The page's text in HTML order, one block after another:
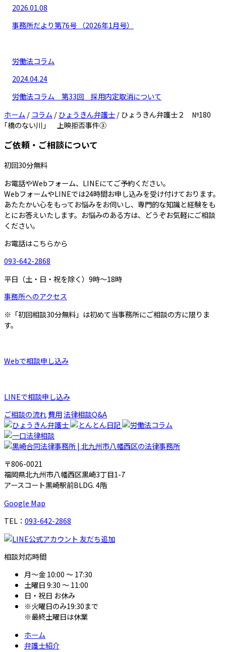
2026.01.08
事務所だより第76号 （2026年1月号）
労働法コラム
2024.04.24
労働法コラム 第33回 採用内定取消について
ホーム / コラム /ひょうきん弁護士/ひょうきん弁護士２ №180
｢橋のない川」 上映拒否事件③
ご依頼・ご相談について
初回30分無料
お電話やWebフォーム、LINEにてご予約ください。
WebフォームやLINEでは24時間お申し込みを受け付けております。
あたたかい心をもってお悩みをお伺いし、専門的な知識と経験をも
とにお答えいたします。お悩みのある方は、どうぞお気軽にご相談
ください。
お電話はこちらから
093-642-2868
平日（土・日・祝を除く）9時～18時
事務所へのアクセス
※「初回相談30分無料」は初めて当事務所にご相談の方に限りま
す。
Webで相談申し込み
LINEで相談申し込み
ご相談の流れ費用法律相談Q&A
〒806-0021
福岡県北九州市八幡西区黒崎3丁目1-7
アースコート黒崎駅前BLDG. 4階
Google Map
TEL： 093-642-2868
相談対応時間
月～金10:00 ～ 17:30
土曜日9:30 ～ 11:00
日・祝日 お休み
※火曜日のみ19:30まで
※最終土曜日は休業
ホーム
弁護士紹介